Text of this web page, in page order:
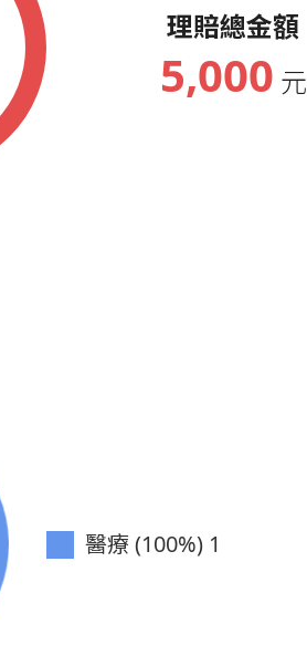
理賠總金額
5,000 元
醫療 (100%) 1